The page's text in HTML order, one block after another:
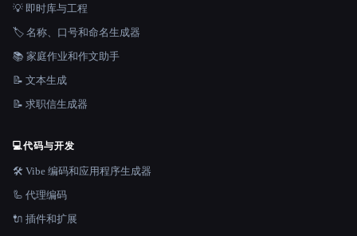
💡 即时库与工程
🏷️ 名称、口号和命名生成器
📚 家庭作业和作文助手
📝 文本生成
📝 求职信生成器
💻代码与开发
🛠️ Vibe 编码和应用程序生成器
🦾 代理编码
🔌 插件和扩展